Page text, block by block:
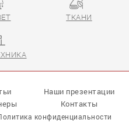
ТКАНИ
Наши презентации
Контакты
конфиденциальности